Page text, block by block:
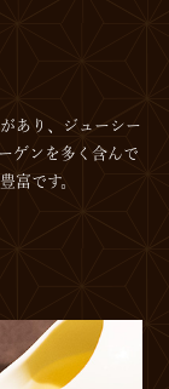
あり、ジューシー
ゲンを多く含んで
富です。